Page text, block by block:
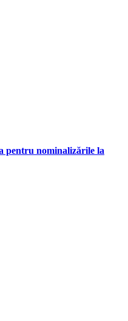
pentru nominalizările la